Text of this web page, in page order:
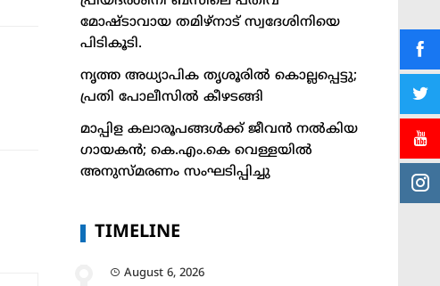
മോഷ്ടാവായ തമിഴ്നാട് സ്വദേശിനിയെ
പിടികൂടി.
നൃത്ത അധ്യാപിക തൃശൂരിൽ കൊല്ലപ്പെട്ടു;
പ്രതി പോലീസിൽ കീഴടങ്ങി
മാപ്പിള കലാരൂപങ്ങൾക്ക് ജീവൻ നൽകിയ
ഗായകൻ; കെ.എം.കെ വെള്ളയിൽ
അനുസ്മരണം സംഘടിപ്പിച്ചു
TIMELINE
August 6, 2026